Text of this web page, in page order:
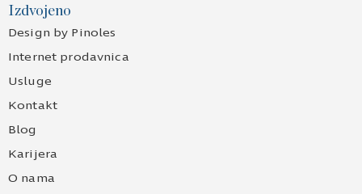
Izdvojeno
Design by Pinoles
Internet prodavnica
Usluge
Kontakt
Blog
Karijera
O nama